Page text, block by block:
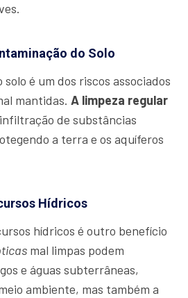
do Solo
é um dos riscos associados
mantidas. A limpeza regular
de substâncias
a terra e os aquíferos
Hídricos
hídricos é outro benefício
mal limpas podem
e águas subterrâneas,
ambiente, mas também a